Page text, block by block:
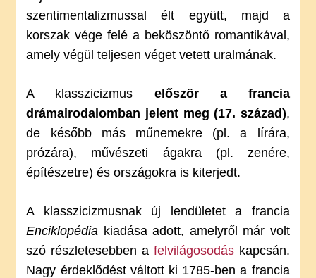
szentimentalizmussal élt együtt, majd a
korszak vége felé a beköszöntő romantikával,
amely végül teljesen véget vetett uralmának.
A klasszicizmus először a francia
drámairodalomban jelent meg (17. század),
de később más műnemekre (pl. a lírára,
prózára), művészeti ágakra (pl. zenére,
építészetre) és országokra is kiterjedt.
A klasszicizmusnak új lendületet a francia
Enciklopédia kiadása adott, amelyről már volt
szó részletesebben a felvilágosodáskapcsán.
Nagy érdeklődést váltott ki 1785-ben a francia